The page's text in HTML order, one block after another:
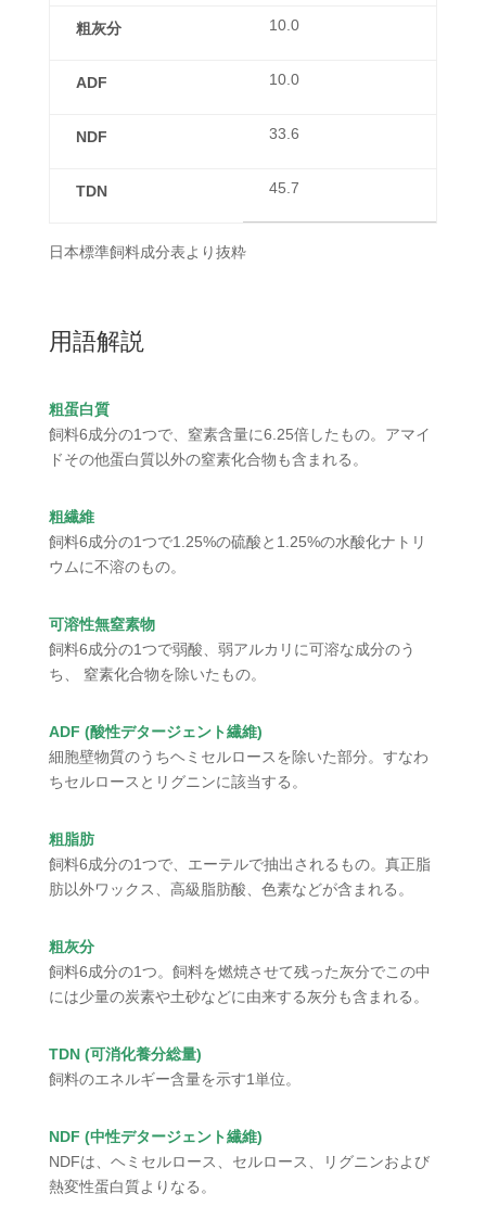
粗灰分
ADF
NDF
TDN
10.0
10.0
33.6
45.7
日本標準飼料成分表より抜粋
用語解説
粗蛋白質
飼料6成分の1つで、窒素含量に6.25倍したもの。アマイ
ドその他蛋白質以外の窒素化合物も含まれる。
粗繊維
飼料6成分の1つで1.25%の硫酸と1.25%の水酸化ナトリ
ウムに不溶のもの。
可溶性無窒素物
飼料6成分の1つで弱酸、弱アルカリに可溶な成分のう
ち、 窒素化合物を除いたもの。
ADF (酸性デタージェント繊維)
細胞壁物質のうちヘミセルロースを除いた部分。すなわ
ちセルロースとリグニンに該当する。
粗脂肪
飼料6成分の1つで、エーテルで抽出されるもの。真正脂
肪以外ワックス、高級脂肪酸、色素などが含まれる。
粗灰分
飼料6成分の1つ。飼料を燃焼させて残った灰分でこの中
には少量の炭素や土砂などに由来する灰分も含まれる。
TDN (可消化養分総量)
飼料のエネルギー含量を示す1単位。
NDF (中性デタージェント繊維)
NDFは、ヘミセルロース、セルロース、リグニンおよび
熱変性蛋白質よりなる。